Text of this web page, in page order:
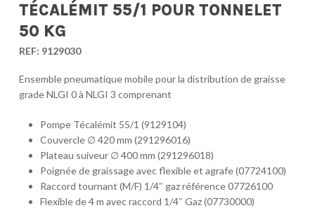
TÉCALÉMIT 55/1 POUR TONNELET
50 KG
REF: 9129030
Ensemble pneumatique mobile pour la distribution de graisse
grade NLGI 0 à NLGI 3 comprenant
Pompe Técalémit 55/1 (9129104)
Couvercle ∅ 420 mm (291296016)
Plateau suiveur ∅ 400 mm (291296018)
Poignée de graissage avec flexible et agrafe (07724100)
Raccord tournant (M/F) 1/4″ gaz référence 07726100
Flexible de 4 m avec raccord 1/4″ Gaz (07730000)